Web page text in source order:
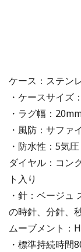
ケース：ステン
・ケースサイズ
・ラグ幅：
・風防：サファ
・防水性：5気
ダイヤル：コン
ト入り
・針：ベージュ
の時針、分針、
ムーブメント：
・標準持続時間